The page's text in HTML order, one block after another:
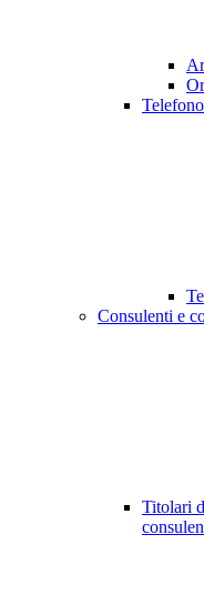
Consulenti e
Titolari